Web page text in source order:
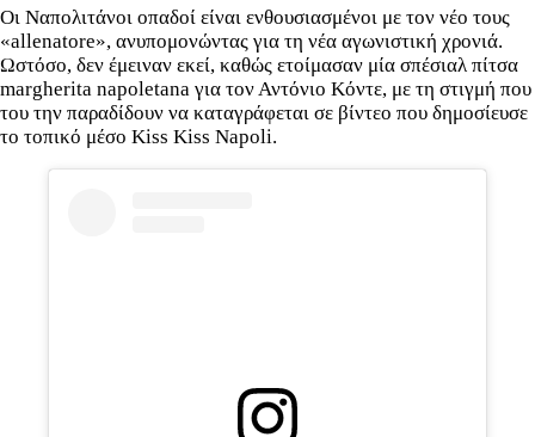
Οι Ναπολιτάνοι οπαδοί είναι ενθουσιασμένοι με τον νέο τους
«allenatore», ανυπομονώντας για τη νέα αγωνιστική χρονιά.
Ωστόσο, δεν έμειναν εκεί, καθώς ετοίμασαν μία σπέσιαλ πίτσα
margherita napoletana για τον Αντόνιο Κόντε, με τη στιγμή που
του την παραδίδουν να καταγράφεται σε βίντεο που δημοσίευσε
το τοπικό μέσο Kiss Kiss Napoli.